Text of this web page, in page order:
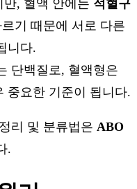
, 혈액 안에는 적혈구
기 때문에 서로 다른
니다.
단백질로, 혈액형은
중요한 기준이 됩니다.
리 및 분류법은 ABO
.